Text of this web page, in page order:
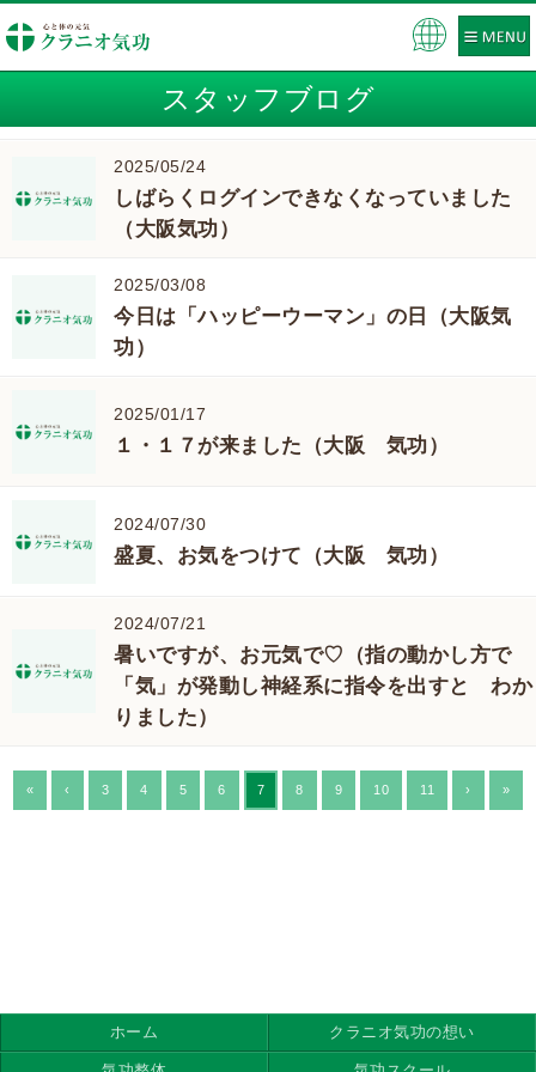
スタッフブログ
2025/05/24
しばらくログインできなくなっていました
（大阪気功）
2025/03/08
今日は「ハッピーウーマン」の日（大阪気
功）
2025/01/17
１・１７が来ました（大阪 気功）
2024/07/30
盛夏、お気をつけて（大阪 気功）
2024/07/21
暑いですが、お元気で♡（指の動かし方で
「気」が発動し神経系に指令を出すと わか
りました）
« ‹ 3 4 5 6 7 8 9 10 11 › »
ホーム クラニオ気功の想い